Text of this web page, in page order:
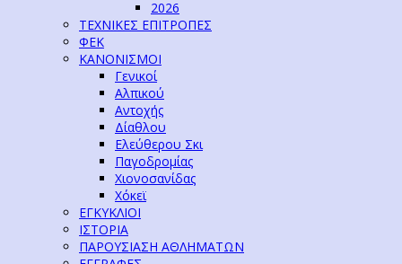
2026
ΤΕΧΝΙΚΕΣ ΕΠΙΤΡΟΠΕΣ
ΦΕΚ
ΚΑΝΟΝΙΣΜΟΙ
Γενικοί
Αλπικού
Αντοχής
Δίαθλου
Ελεύθερου Σκι
Παγοδρομίας
Χιονοσανίδας
Χόκεϊ
ΕΓΚΥΚΛΙΟΙ
ΙΣΤΟΡΙΑ
ΠΑΡΟΥΣΙΑΣΗ ΑΘΛΗΜΑΤΩΝ